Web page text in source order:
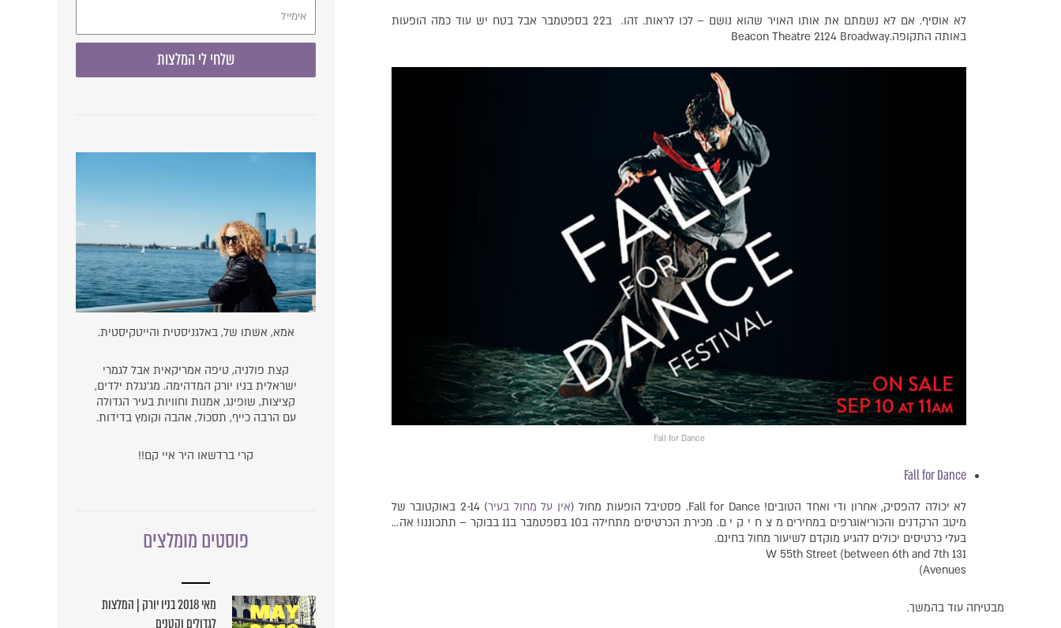
לא אוסיף. אם לא נשמתם את אותו האויר שהוא נושם – לכו לראות. זהו. ב22 בספטמבר אבל בטח יש עוד כמה הופעות
באותה התקופה.Beacon Theatre 2124 Broadway
Fall for Dance
Fall for Dance
לא יכולה להפסיק, אחרון ודי ואחד הטובים! Fall for Dance. פסטיבל הופעות מחול ( אין על מחול בעיר
) 2-14 באוקטובר של
מיטב הרקדנים והכוריאוגרפים במחירים מ צ ח י ק י ם. מכירת הכרטיסים מתחילה ב10 בספטמבר ב11 בבוקר – תתכוננו! אה…
בעלי כרטיסים יכולים להגיע מוקדם לשיעור מחול בחינם.
131 W 55th Street (between 6th and 7th
Avenues)
מבטיחה עוד בהמשך.
שלחי לי המלצות
אמא, אשתו של, באלגניסטית והייטקיסטית.
קצת פולניה, טיפה אמריקאית אבל לגמרי
ישראלית בניו יורק המדהימה. מג'נגלת ילדים,
קציצות, שופינג, אמנות וחוויות בעיר הגדולה
עם הרבה כייף, תסכול, אהבה וקומץ בדידות.
קרי ברדשאו היר איי קם!!
פוסטים מומלצים
מאי 2018 בניו יורק | המלצות
לגדולים וקטנים